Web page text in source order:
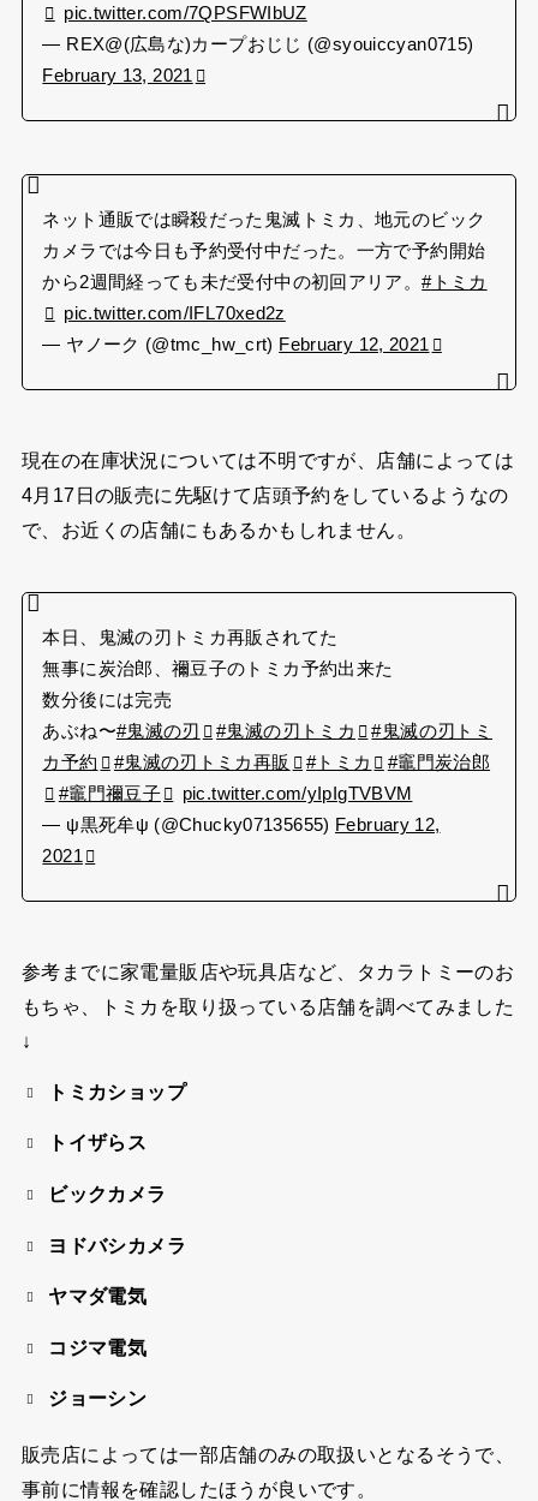
pic.twitter.com/7QPSFWIbUZ
— REX@(広島な)カープおじじ (@syouiccyan0715)
February 13, 2021
ネット通販では瞬殺だった鬼滅トミカ、地元のビック
カメラでは今日も予約受付中だった。一方で予約開始
から2週間経っても未だ受付中の初回アリア。#トミカ
pic.twitter.com/IFL70xed2z
— ヤノーク (@tmc_hw_crt) February 12, 2021
現在の在庫状況については不明ですが、店舗によっては
4月17日の販売に先駆けて店頭予約をしているようなの
で、お近くの店舗にもあるかもしれません。
本日、鬼滅の刃トミカ再販されてた
無事に炭治郎、禰豆子のトミカ予約出来た
数分後には完売
あぶね〜#鬼滅の刃 #鬼滅の刃トミカ
#鬼滅の刃トミ
カ予約
#鬼滅の刃トミカ再販 #トミカ
#竈門炭治郎
#竈門禰豆子
pic.twitter.com/yIpIgTVBVM
— ψ黒死牟ψ (@Chucky07135655) February 12,
2021
参考までに家電量販店や玩具店など、タカラトミーのお
もちゃ、トミカを取り扱っている店舗を調べてみました
↓
トミカショップ
トイザらス
ビックカメラ
ヨドバシカメラ
ヤマダ電気
コジマ電気
ジョーシン
販売店によっては一部店舗のみの取扱いとなるそうで、
事前に情報を確認したほうが良いです。